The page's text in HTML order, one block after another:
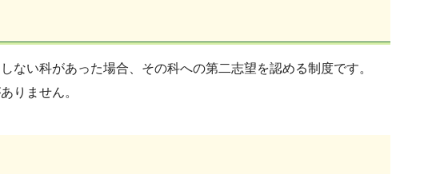
い科があった場合、その科への第二志望を認める制度です。
りません。